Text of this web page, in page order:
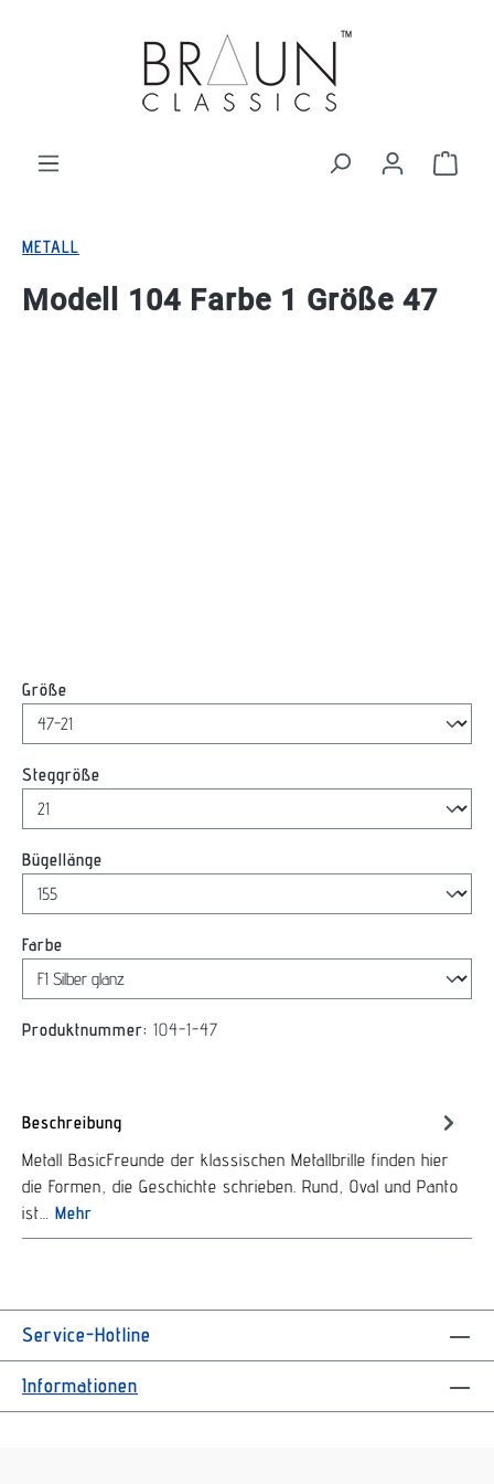
METALL
Modell 104 Farbe 1 Größe 47
Größe
Steggröße
Bügellänge
Farbe
Produktnummer: 104-1-47
Beschreibung
Metall BasicFreunde der klassischen Metallbrille finden hier
die Formen, die Geschichte schrieben. Rund, Oval und Panto
ist… Mehr
Service-Hotline
Informationen